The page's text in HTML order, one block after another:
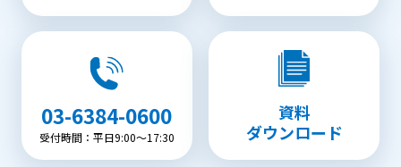
03-6384-0600
受付時間：平日9:00〜17:30
資料
ダウンロード